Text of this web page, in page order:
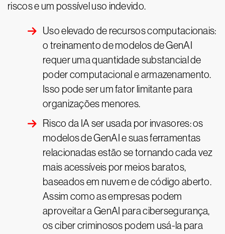
riscos e um possível uso indevido.
Uso elevado de recursos computacionais:
o treinamento de modelos de GenAI
requer uma quantidade substancial de
poder computacional e armazenamento.
Isso pode ser um fator limitante para
organizações menores.
Risco da IA ser usada por invasores: os
modelos de GenAI e suas ferramentas
relacionadas estão se tornando cada vez
mais acessíveis por meios baratos,
baseados em nuvem e de código aberto.
Assim como as empresas podem
aproveitar a GenAI para cibersegurança,
os ciber criminosos podem usá-la para